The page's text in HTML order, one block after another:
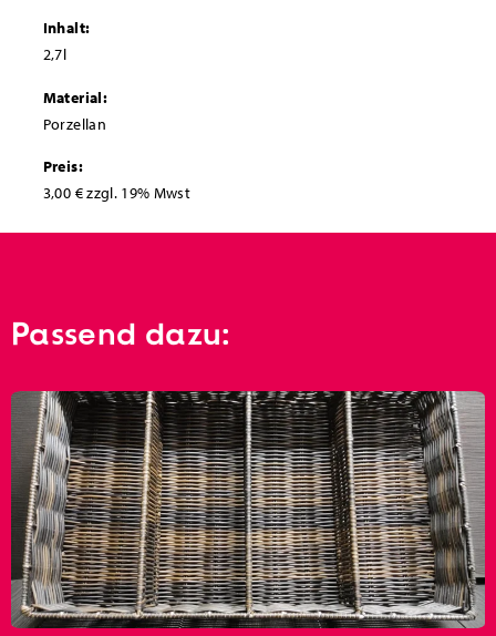
Inhalt:
2,7l
Material:
Porzellan
Preis:
3,00 € zzgl. 19% Mwst
Passend dazu: